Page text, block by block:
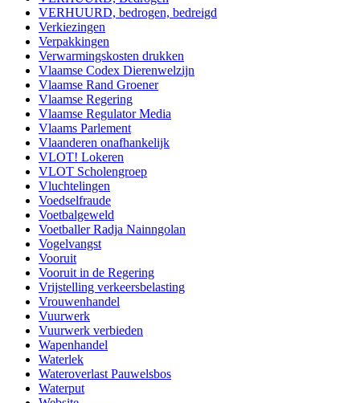
VERHUURD, bedrogen, bedreigd
Verkiezingen
Verpakkingen
Verwarmingskosten drukken
Vlaamse Codex Dierenwelzijn
Vlaamse Rand Groener
Vlaamse Regering
Vlaamse Regulator Media
Vlaams Parlement
Vlaanderen onafhankelijk
VLOT! Lokeren
VLOT Scholengroep
Vluchtelingen
Voedselfraude
Voetbalgeweld
Voetballer Radja Nainngolan
Vogelvangst
Vooruit
Vooruit in de Regering
Vrijstelling verkeersbelasting
Vrouwenhandel
Vuurwerk
Vuurwerk verbieden
Wapenhandel
Waterlek
Wateroverlast Pauwelsbos
Waterput